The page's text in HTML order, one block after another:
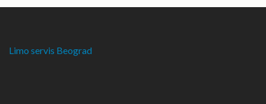
Limo servis Beograd